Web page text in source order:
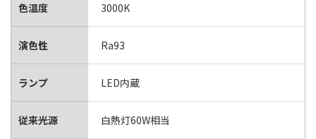
色温度 3000K
演色性 Ra93
ランプ LED内蔵
従来光源 白熱灯60W相当